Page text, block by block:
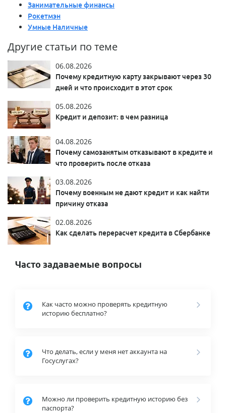
Занимательные финансы
Рокетмэн
Умные Наличные
Другие статьи по теме
06.08.2026
Почему кредитную карту закрывают через 30
дней и что происходит в этот срок
05.08.2026
Кредит и депозит: в чем разница
04.08.2026
Почему самозанятым отказывают в кредите и
что проверить после отказа
03.08.2026
Почему военным не дают кредит и как найти
причину отказа
02.08.2026
Как сделать перерасчет кредита в Сбербанке
Часто задаваемые вопросы
Как часто можно проверять кредитную
историю бесплатно?
Что делать, если у меня нет аккаунта на
Госуслугах?
Можно ли проверить кредитную историю без
паспорта?